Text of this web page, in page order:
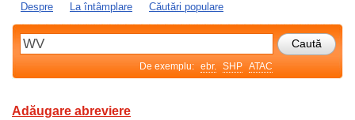
Despre La întâmplare Căutări populare
De exemplu: ebr. SHP ATAC
Adăugare abreviere